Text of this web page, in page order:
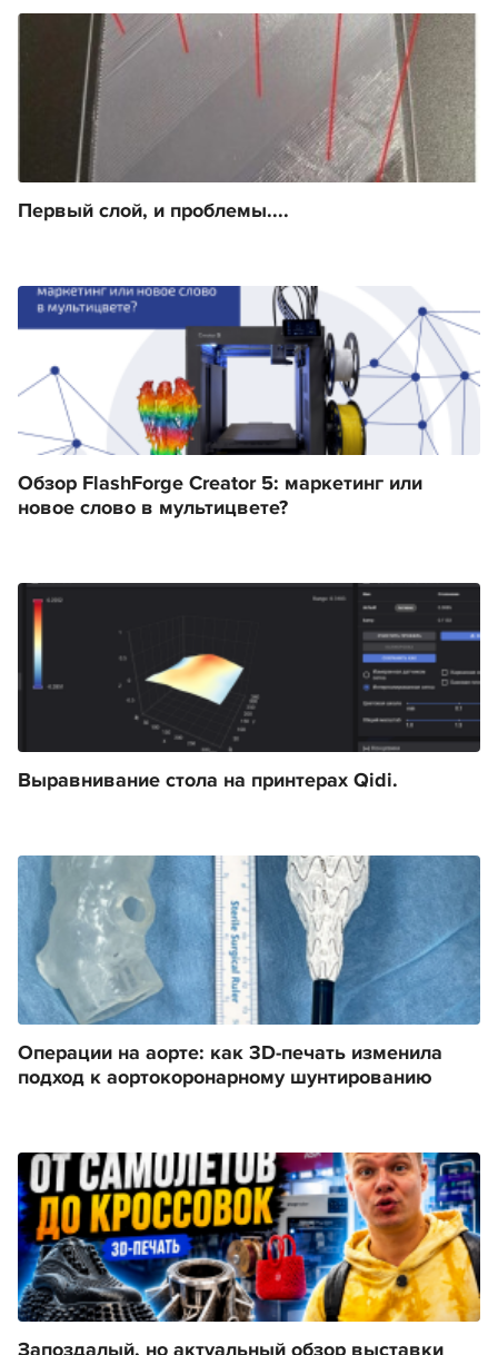
Первый слой, и проблемы....
Обзор FlashForge Creator 5: маркетинг или
новое слово в мультицвете?
Выравнивание стола на принтерах Qidi.
Операции на аорте: как 3D-печать изменила
подход к аортокоронарному шунтированию